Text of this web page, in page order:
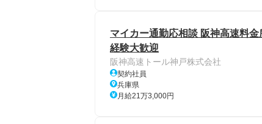
マイカー通勤応相談 阪神高速料
経験大歓迎
阪神高速トール神戸株式会社
契約社員
兵庫県
月給21万3,000円